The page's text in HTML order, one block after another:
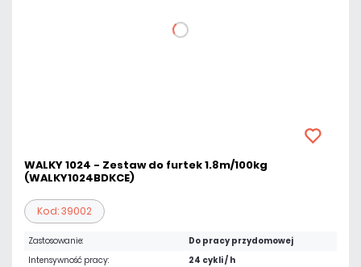
WALKY 1024 - Zestaw do furtek 1.8m/100kg
(WALKY1024BDKCE)
Kod: 39002
Zastosowanie:
Do pracy przydomowej
Intensywność pracy:
24 cykli / h